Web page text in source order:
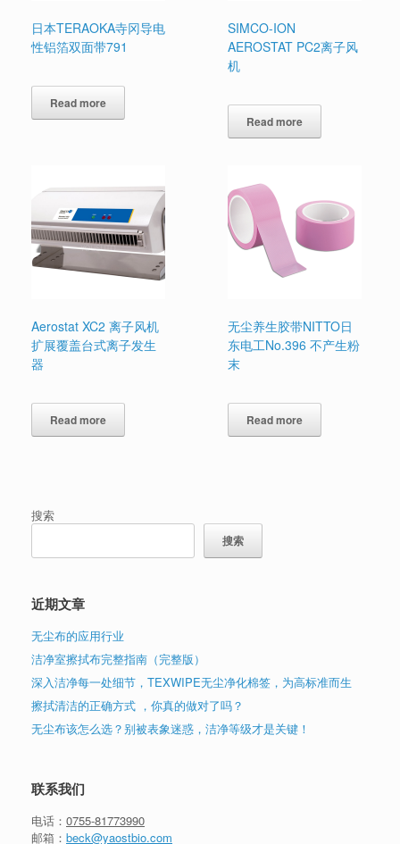
日本TERAOKA寺冈导电
性铝箔双面带791
Read more
SIMCO-ION
AEROSTAT PC2离子风
机
Read more
Aerostat XC2 离子风机
扩展覆盖台式离子发生
器
Read more
无尘养生胶带NITTO日
东电工No.396 不产生粉
末
Read more
搜索
搜索
近期文章
无尘布的应用行业
洁净室擦拭布完整指南（完整版）
深入洁净每一处细节，TEXWIPE无尘净化棉签，为高标准而生
擦拭清洁的正确方式 ，你真的做对了吗？
无尘布该怎么选？别被表象迷惑，洁净等级才是关键！
联系我们
电话： 0755-81773990
邮箱： beck@yaostbio.com